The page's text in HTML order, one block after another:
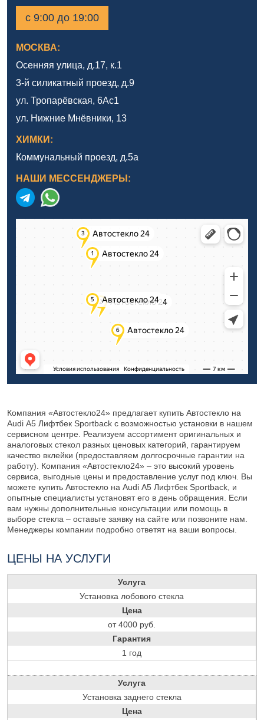
с 9:00 до 19:00
МОСКВА:
Осенняя улица, д.17, к.1
3-й силикатный проезд, д.9
ул. Тропарёвская, 6Ас1
ул. Нижние Мнёвники, 13
ХИМКИ:
Коммунальный проезд, д.5а
НАШИ МЕССЕНДЖЕРЫ:
Компания «Автостекло24» предлагает купить Автостекло на
Audi А5 Лифтбек Sportback с возможностью установки в нашем
сервисном центре. Реализуем ассортимент оригинальных и
аналоговых стекол разных ценовых категорий, гарантируем
качество вклейки (предоставляем долгосрочные гарантии на
работу). Компания «Автостекло24» – это высокий уровень
сервиса, выгодные цены и предоставление услуг под ключ. Вы
можете купить Автостекло на Audi А5 Лифтбек Sportback, и
опытные специалисты установят его в день обращения. Если
вам нужны дополнительные консультации или помощь в
выборе стекла – оставьте заявку на сайте или позвоните нам.
Менеджеры компании подробно ответят на ваши вопросы.
ЦЕНЫ НА УСЛУГИ
Услуга
Установка лобового стекла
Цена
от 4000 руб.
Гарантия
1 год
Услуга
Установка заднего стекла
Цена